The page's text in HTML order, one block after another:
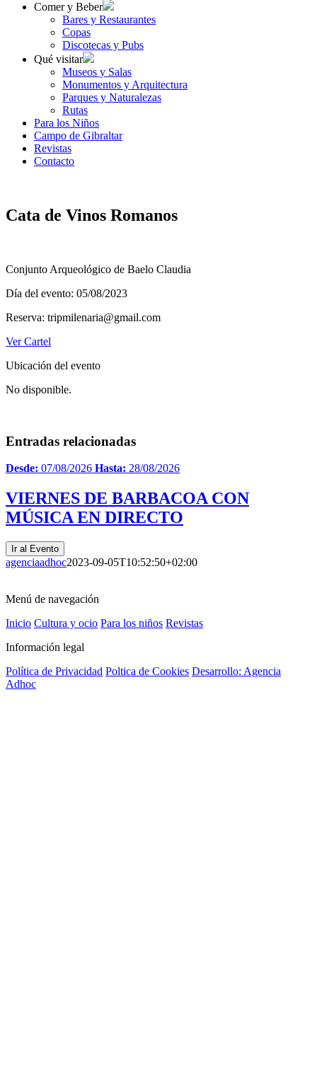
Comer y Beber
Bares y Restaurantes
Copas
Discotecas y Pubs
Qué visitar
Museos y Salas
Monumentos y Arquitectura
Parques y Naturalezas
Rutas
Para los Niños
Campo de Gibraltar
Revistas
Contacto
Cata de Vinos Romanos
Conjunto Arqueológico de Baelo Claudia
Día del evento: 05/08/2023
Reserva: tripmilenaria@gmail.com
Ver Cartel
Ubicación del evento
No disponible.
Entradas relacionadas
Desde: 07/08/2026 Hasta: 28/08/2026
VIERNES DE BARBACOA CON
MÚSICA EN DIRECTO
Ir al Evento
agenciaadhoc2023-09-05T10:52:50+02:00
Menú de navegación
Inicio Cultura y ocio Para los niños Revistas
Información legal
Política de Privacidad Poltica de Cookies Desarrollo: Agencia
Adhoc